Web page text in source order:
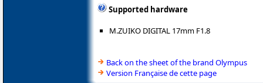
Supported hardware
M.ZUIKO DIGITAL 17mm F1.8
Back on the sheet of the brand Olympus
Version Française de cette page